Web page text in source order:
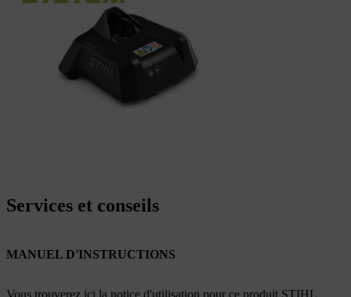
Services et conseils
MANUEL D'INSTRUCTIONS
Vous trouverez ici la notice d'utilisation pour ce produit STIHL